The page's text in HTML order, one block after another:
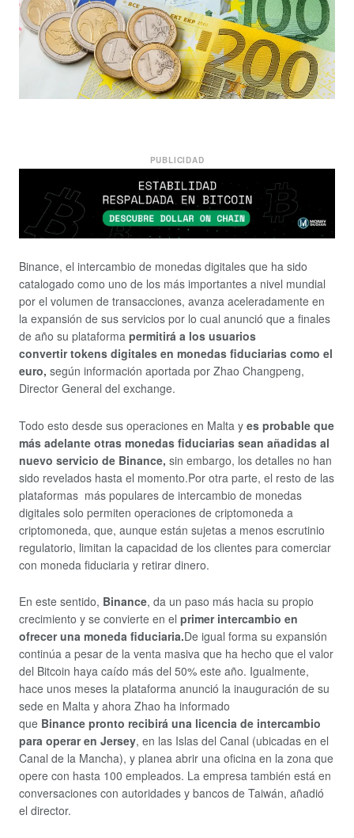
PUBLICIDAD
Binance, el intercambio de monedas digitales que ha sido
catalogado como uno de los más importantes a nivel mundial
por el volumen de transacciones, avanza aceleradamente en
la expansión de sus servicios por lo cual anunció que a finales
de año su plataforma permitirá a los usuarios
convertir tokens digitales en monedas fiduciarias como el
euro, según información aportada por Zhao Changpeng,
Director General del exchange.
Todo esto desde sus operaciones en Malta y es probable que
más adelante otras monedas fiduciarias sean añadidas al
nuevo servicio de Binance, sin embargo, los detalles no han
sido revelados hasta el momento.Por otra parte, el resto de las
plataformas más populares de intercambio de monedas
digitales solo permiten operaciones de criptomoneda a
criptomoneda, que, aunque están sujetas a menos escrutinio
regulatorio, limitan la capacidad de los clientes para comerciar
con moneda fiduciaria y retirar dinero.
En este sentido, Binance, da un paso más hacia su propio
crecimiento y se convierte en el primer intercambio en
ofrecer una moneda fiduciaria.De igual forma su expansión
continúa a pesar de la venta masiva que ha hecho que el valor
del Bitcoin haya caído más del 50% este año. Igualmente,
hace unos meses la plataforma anunció la inauguración de su
sede en Malta y ahora Zhao ha informado
que Binance pronto recibirá una licencia de intercambio
para operar en Jersey, en las Islas del Canal (ubicadas en el
Canal de la Mancha), y planea abrir una oficina en la zona que
opere con hasta 100 empleados. La empresa también está en
conversaciones con autoridades y bancos de Taiwán, añadió
el director.